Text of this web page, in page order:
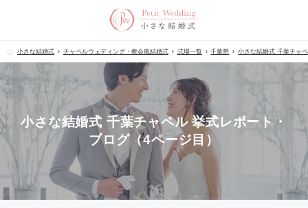
小さな結婚式 チャペルウェディング・教会風結婚式 式場一覧 千葉県 小さな結婚式 千葉チャ
小さな結婚式 千葉チャペル 挙式レポート・
ブログ（4ページ目）